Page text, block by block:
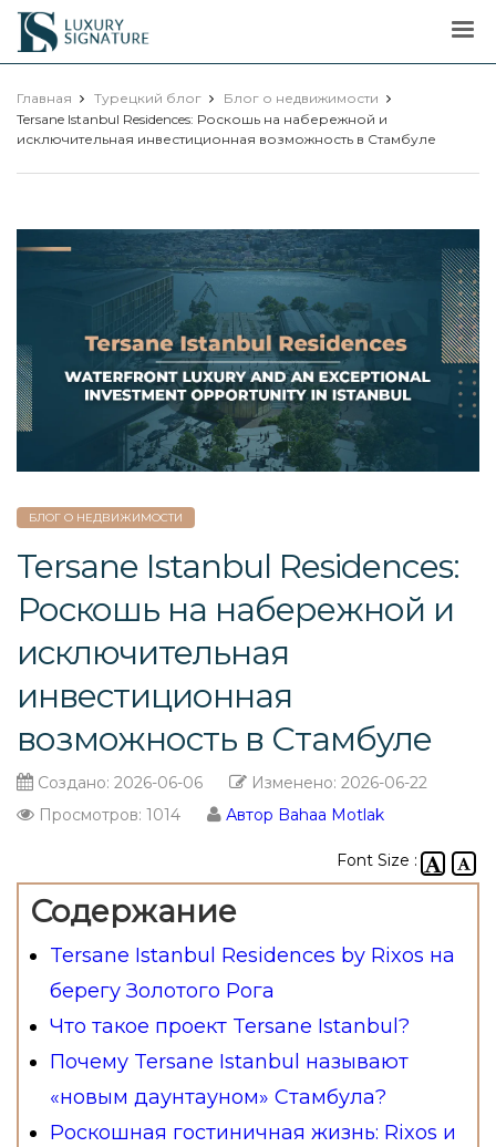
Luxury
Signature
Главная Турецкий блог
Блог о недвижимости
Tersane Istanbul Residences: Роскошь на набережной и
исключительная инвестиционная возможность в Стамбуле
БЛОГ О НЕДВИЖИМОСТИ
Tersane Istanbul Residences:
Роскошь на набережной и
исключительная
инвестиционная
возможность в Стамбуле
Создано: 2026-06-06 Изменено: 2026-06-22
Просмотров: 1014
Автор Bahaa Motlak
Font Size :
Содержание
Tersane Istanbul Residences by Rixos на
берегу Золотого Рога
Что такое проект Tersane Istanbul?
Почему Tersane Istanbul называют
«новым даунтауном» Стамбула?
Роскошная гостиничная жизнь: Rixos и